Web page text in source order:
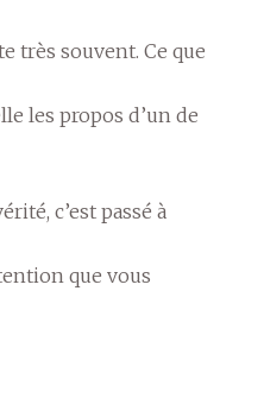
très souvent. Ce que
les propos d’un de
c’est passé à
que vous